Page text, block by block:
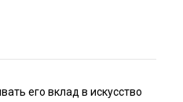
его вклад в искусство